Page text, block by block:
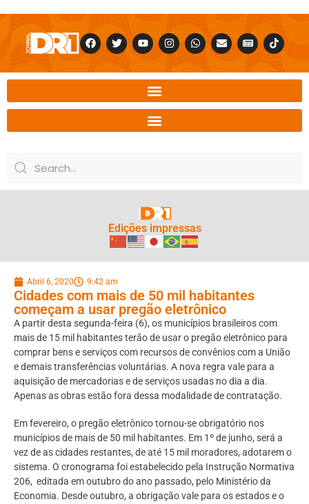
Edições impressas
Abril 6, 2020 9:42 am
Cidades com mais de 50 mil habitantes
começam a usar pregão eletrônico
A partir desta segunda-feira (6), os municípios brasileiros com
mais de 15 mil habitantesterão de usar o pregão eletrônico para
comprar bens e serviços com recursos de convênios com a União
e demais transferências voluntárias. A nova regra vale para a
aquisição de mercadorias e de serviços usadas no dia a dia.
Apenas as obras estão fora dessa modalidade de contratação.
Em fevereiro, o pregão eletrônico tornou-se obrigatório nos
municípios de mais de 50 mil habitantes. Em 1º de junho, será a
vez de as cidades restantes, de até 15 mil moradores, adotarem o
sistema. O cronograma foi estabelecido pela Instrução Normativa
206, editada em outubro do ano passado, pelo Ministério da
Economia. Desde outubro, a obrigação vale para os estados e o